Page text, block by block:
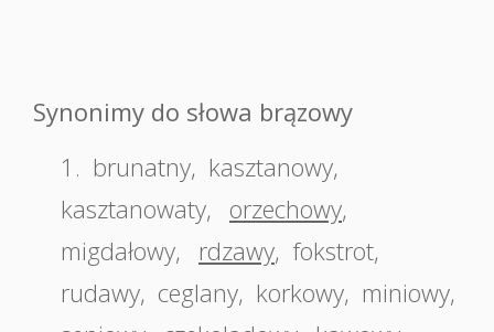
Synonimy do słowa brązowy
1. brunatny, kasztanowy,
kasztanowaty, orzechowy,
migdałowy, rdzawy, fokstrot,
rudawy, ceglany, korkowy, miniowy,